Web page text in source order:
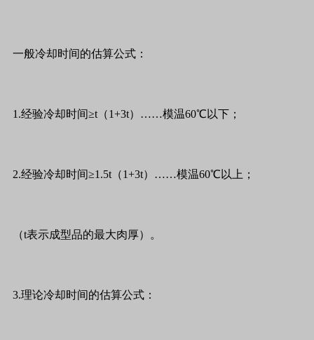
一般冷却时间的估算公式：
1.经验冷却时间≥t（1+3t）……模温60℃以下；
2.经验冷却时间≥1.5t（1+3t）……模温60℃以上；
（t表示成型品的最大肉厚）。
3.理论冷却时间的估算公式：